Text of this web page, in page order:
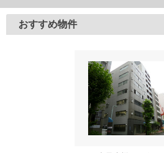
おすすめ物件